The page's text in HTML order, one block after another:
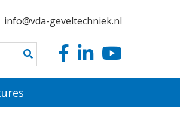
info@vda-geveltechniek.nl